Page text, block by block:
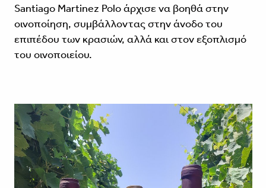
Santiago Martinez Polo άρχισε να βοηθά στην
οινοποίηση, συμβάλλοντας στην άνοδο του
επιπέδου των κρασιών, αλλά και στον εξοπλισμό
του οινοποιείου.